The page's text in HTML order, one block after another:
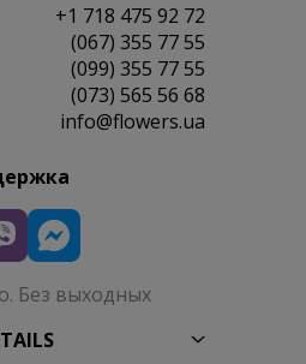
+1 718 475 92 72
(067) 355 77 55
(099) 355 77 55
(073) 565 56 68
info@flowers.ua
Без выходных